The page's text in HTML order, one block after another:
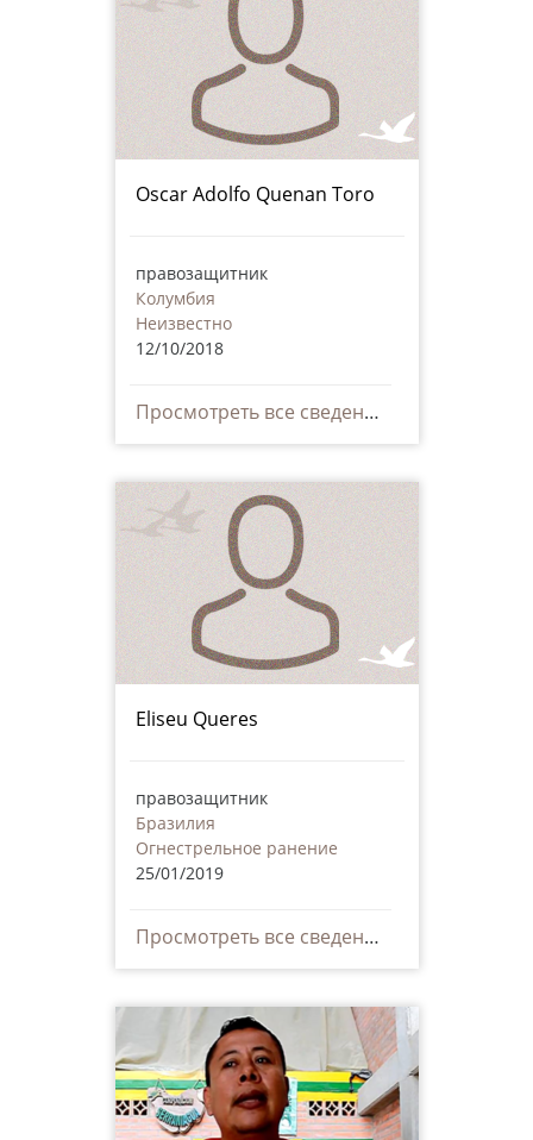
Oscar Adolfo Quenan Toro
правозащитник
Колумбия
Неизвестно
12/10/2018
Просмотреть все сведения
Eliseu Queres
правозащитник
Бразилия
Огнестрельное ранение
25/01/2019
Просмотреть все сведения